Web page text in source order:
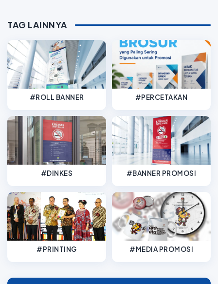
TAG LAINNYA
#ROLL BANNER #PERCETAKAN
#DINKES #BANNER PROMOSI
#PRINTING #MEDIA PROMOSI